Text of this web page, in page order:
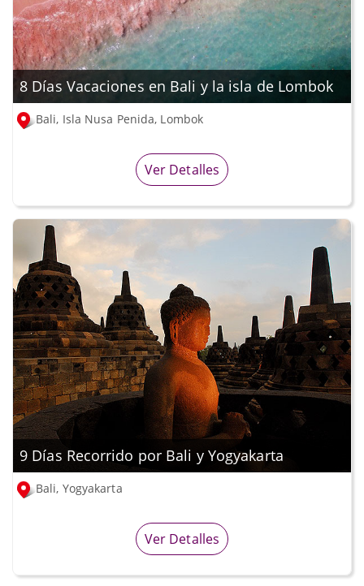
8 Días Vacaciones en Bali y la isla de Lombok
Bali, Isla Nusa Penida, Lombok
Ver Detalles
9 Días Recorrido por Bali y Yogyakarta
Bali, Yogyakarta
Ver Detalles